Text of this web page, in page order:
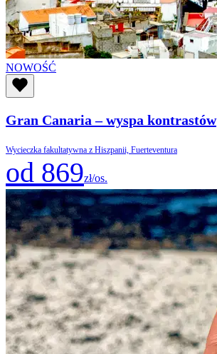
NOWOŚĆ
Gran Canaria – wyspa kontrastów
Wycieczka fakultatywna z Hiszpanii, Fuerteventura
od 869zł/os.